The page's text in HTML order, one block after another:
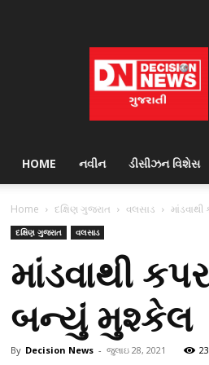
News
HOME નવીન ડીસીઝન વિશેસ
Home દક્ષિણ ગુજરાત વલસાડ
દક્ષિણ ગુજરાત વલસાડ
માંડવાથી
બન્યું મુશ્કેલ
By Decision News - જુલાઇ 28, 2021